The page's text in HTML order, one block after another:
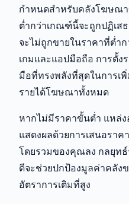
กำหนดสำหรับคลังโฆษณา
ต่ำกว่าเกณฑ์นี้จะถูกปฏิเส
จะไม่ถูกขายในราคาที่ต่ำ
เกมและแอปมือถือ การตั้ง
มือที่ทรงพลังที่สุดในการเ
รายได้โฆษณาทั้งหมด
หากไม่มีราคาขั้นต่ำ แหล่
แสดงผลด้วยการเสนอรา
โดยรวมของคุณลง กลยุท
ดีจะช่วยปกป้องมูลค่าคลั
อัตราการเติมที่สูง